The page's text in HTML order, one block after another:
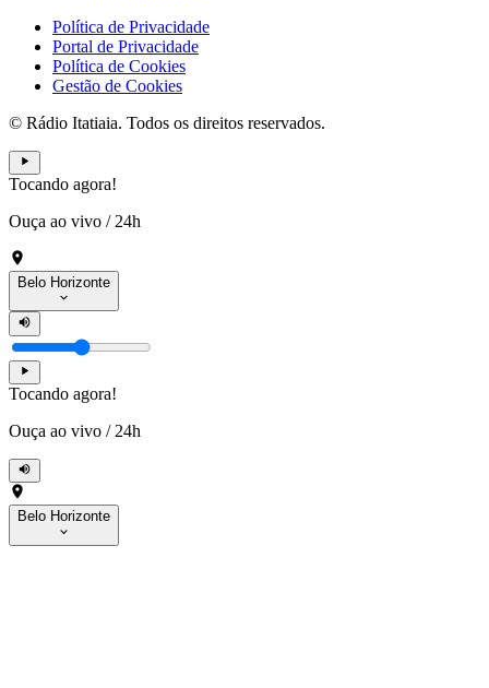
Política de Privacidade
Portal de Privacidade
Política de Cookies
Gestão de Cookies
© Rádio Itatiaia. Todos os direitos reservados.
Tocando agora!
Ouça ao vivo / 24h
Belo Horizonte
Tocando agora!
Ouça ao vivo / 24h
Belo Horizonte